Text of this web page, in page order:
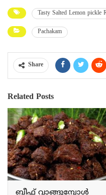
Tasty Salted Lemon pickle
Pachakam
Share
Related Posts
ബീഫ് വാങ്ങുമ്പോൾ